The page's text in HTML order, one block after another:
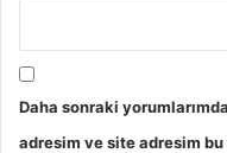
Daha sonraki
adresim ve site adresim